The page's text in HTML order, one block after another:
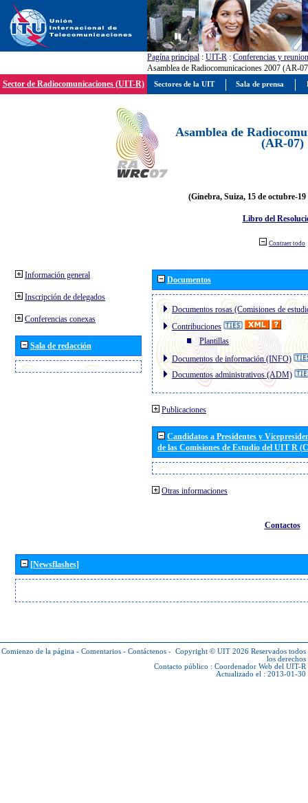
Pagína principal : UIT-R : Conferencias y
Asamblea de Radiocomunicaciones 2007 (AR-
Sector de Radiocomunicaciones (UIT-R)
Asamblea de
(AR-07)
(Ginebra, Suiza, 15 de octubre-19
Libro del
Contraer todo
Información general
Inscripción de delegados
Conferencias conexas
Sala de redacción
Documentos
Documentos rosas (Comisiones de
Contribuciones
Plantillas
Documentos de información (INFO)
Documentos administrativos (ADM)
Publicaciones
Candidatos a Presidentes y
de las Comisiones de Estudio del UIT R
Otras informaciones
Contactos
[Newsflashes]
Comienzo de la página - Comentarios - Contáctenos - Copyright © UIT 2026 Reservados todos
los derechos
Contacto público : Coordenador Web del UIT-R
Actualizado el : 2013-01-30
Sectores de la UIT Sala de prensa